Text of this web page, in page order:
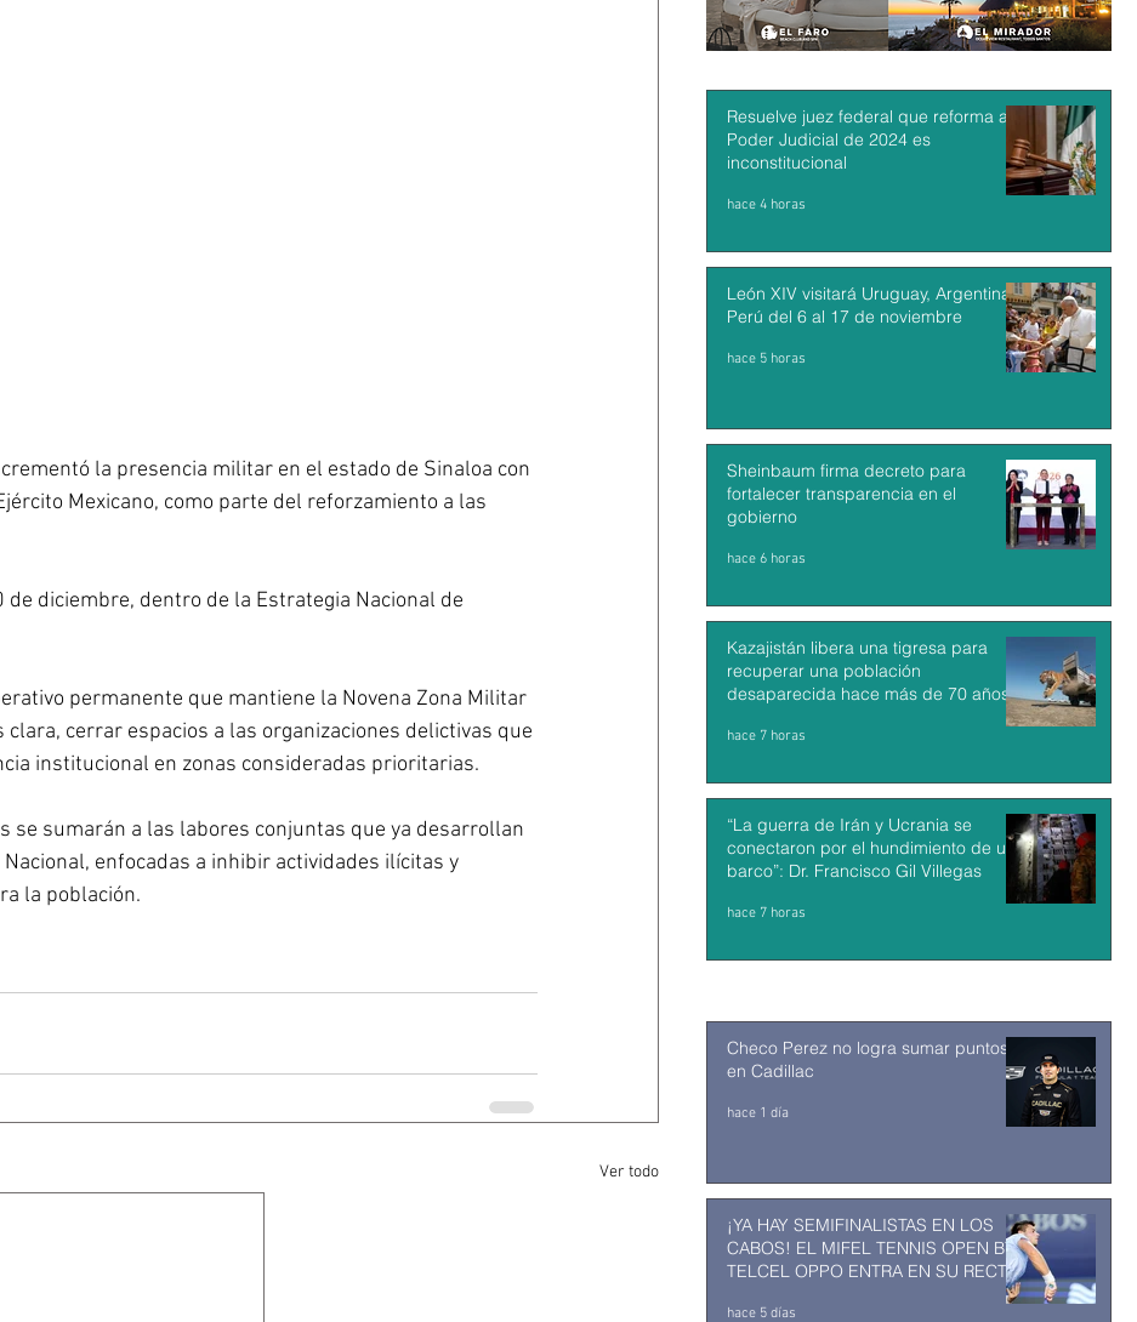
la presencia militar en el estado de Sinaloa con
Mexicano, como parte del reforzamiento a las
diciembre, dentro de la Estrategia Nacional de
permanente que mantiene la Novena Zona Militar
cerrar espacios a las organizaciones delictivas que
institucional en zonas consideradas prioritarias.
se sumarán a las labores conjuntas que ya desarrollan
enfocadas a inhibir actividades ilícitas y
la población.
Ver todo
Resuelve juez federal que reforma al
Poder Judicial de 2024 es
inconstitucional
hace 4 horas
León XIV visitará Uruguay, Argentina y
Perú del 6 al 17 de noviembre
hace 5 horas
Sheinbaum firma decreto para
fortalecer transparencia en el
gobierno
hace 6 horas
Kazajistán libera una tigresa para
recuperar una población
desaparecida hace más de 70 años
hace 7 horas
“La guerra de Irán y Ucrania se
conectaron por el hundimiento de un
barco”: Dr. Francisco Gil Villegas
hace 7 horas
Checo Perez no logra sumar puntos
en Cadillac
hace 1 día
¡YA HAY SEMIFINALISTAS EN LOS
CABOS! EL MIFEL TENNIS OPEN BY
TELCEL OPPO ENTRA EN SU RECTA
hace 5 días